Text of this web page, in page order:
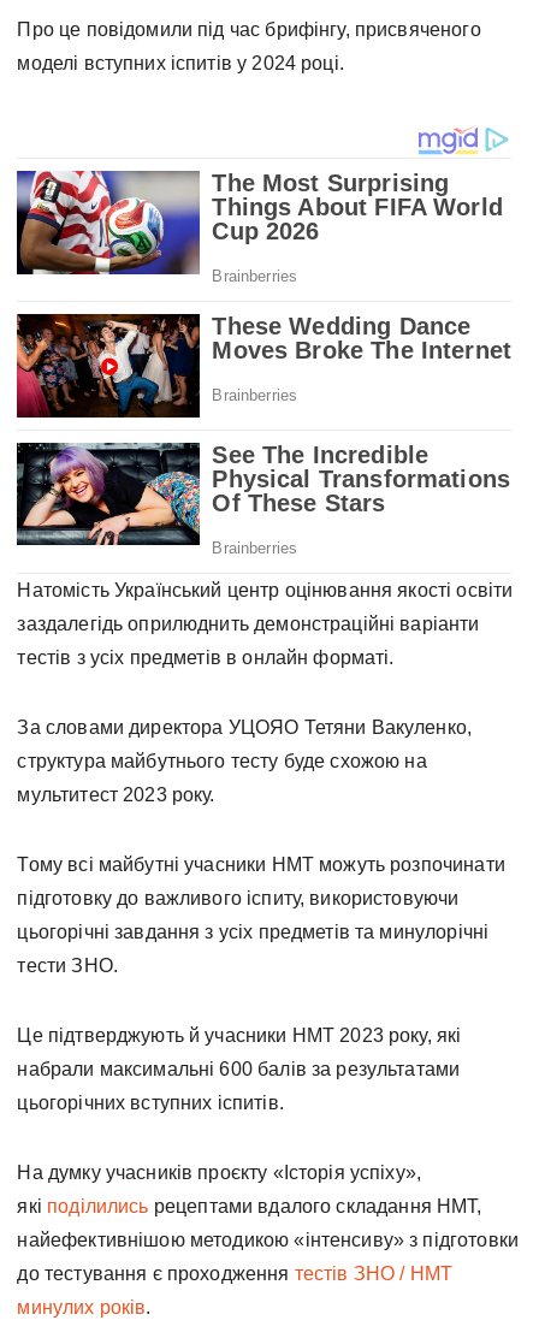
Про це повідомили під час брифінгу, присвяченого
моделі вступних іспитів у 2024 році.
Натомість Український центр оцінювання якості освіти
заздалегідь оприлюднить демонстраційні варіанти
тестів з усіх предметів в онлайн форматі.
За словами директора УЦОЯО Тетяни Вакуленко,
структура майбутнього тесту буде схожою на
мультитест 2023 року.
Тому всі майбутні учасники НМТ можуть розпочинати
підготовку до важливого іспиту, використовуючи
цьогорічні завдання з усіх предметів та минулорічні
тести ЗНО.
Це підтверджують й учасники НМТ 2023 року, які
набрали максимальні 600 балів за результатами
цьогорічних вступних іспитів.
На думку учасників проєкту «Історія успіху»,
які поділились рецептами вдалого складання НМТ,
найефективнішою методикою «інтенсиву» з підготовки
до тестування є проходження тестів ЗНО / НМТ
минулих років.